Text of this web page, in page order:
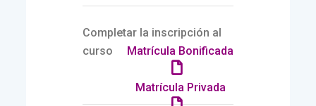
Completar la inscripción al
curso
Matrícula Bonificada
Matrícula Privada